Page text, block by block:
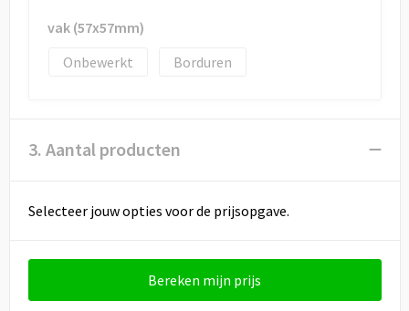
vak (57x57mm)
Onbewerkt
Borduren
3. Aantal producten
Selecteer jouw opties voor de prijsopgave.
Bereken mijn prijs